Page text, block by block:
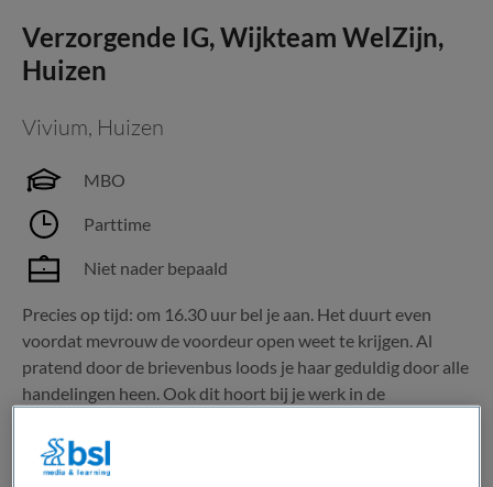
Verzorgende IG, Wijkteam WelZijn,
Huizen
Vivium, Huizen
MBO
Parttime
Niet nader bepaald
Precies op tijd: om 16.30 uur bel je aan. Het duurt even
voordat mevrouw de voordeur open weet te krijgen. Al
pratend door de brievenbus loods je haar geduldig door alle
handelingen heen. Ook dit hoort bij je werk in de